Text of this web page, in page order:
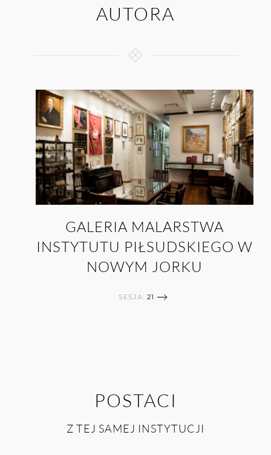
AUTORA
GALERIA MALARSTWA
INSTYTUTU PIŁSUDSKIEGO W
NOWYM JORKU
SESJA: 21
POSTACI
Z TEJ SAMEJ INSTYTUCJI